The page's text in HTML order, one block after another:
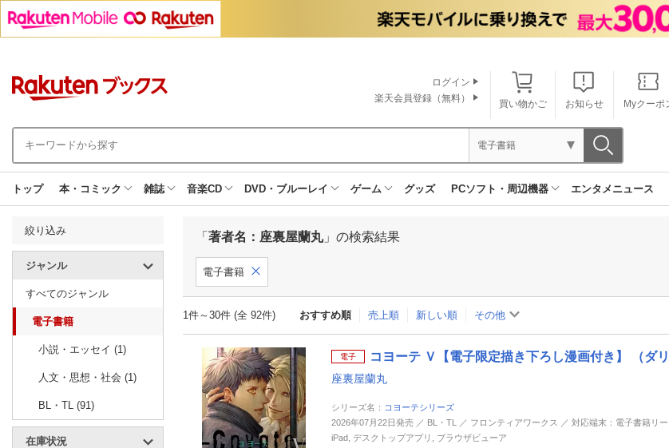
買い物かご お知らせ Myクーポ
ログイン
楽天会員登録（無料）
電子書籍
トップ 本・コミック 雑誌 音楽CD DVD・ブルーレイ ゲーム グッズ PCソフト・周辺機器 エンタメニュース
絞り込み
ジャンル
すべてのジャンル
電子書籍
小説・エッセイ (1)
人文・思想・社会 (1)
BL・TL (91)
在庫状況
「 著者名：座裏屋蘭丸」の検索結果
電子書籍
1件～30件 (全 92件) おすすめ順 売上順 新しい順 その他
電子 コヨーテ Ｖ【電子限定描き下ろし漫画付き】 （ダ
座裏屋蘭丸
シリーズ名： コヨーテシリーズ
2026年07月22日発売 ／ BL・TL ／ フロンティアワークス ／ 対応端末：電子書籍リー
iPad, デスクトップアプリ, ブラウザビューア